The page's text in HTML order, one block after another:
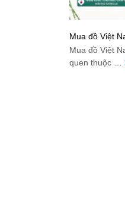
Mua đồ Việt
mua tiện lợi,
Mua đồ Việt
quen thuộc …